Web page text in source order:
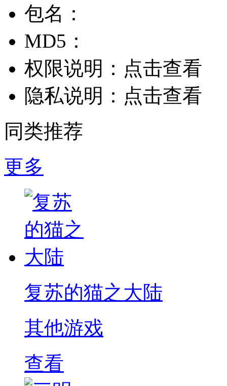
包名：
MD5：
权限说明： 点击查看
隐私说明： 点击查看
同类推荐
更多
复苏的猫之大陆
其他游戏
查看